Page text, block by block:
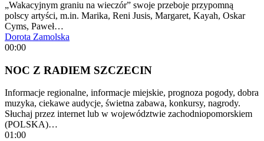
„Wakacyjnym graniu na wieczór” swoje przeboje przypomną
polscy artyści, m.in. Marika, Reni Jusis, Margaret, Kayah, Oskar
Cyms, Paweł…
Dorota Zamolska
00:00
NOC Z RADIEM SZCZECIN
Informacje regionalne, informacje miejskie, prognoza pogody, dobra
muzyka, ciekawe audycje, świetna zabawa, konkursy, nagrody.
Słuchaj przez internet lub w województwie zachodniopomorskiem
(POLSKA)…
01:00